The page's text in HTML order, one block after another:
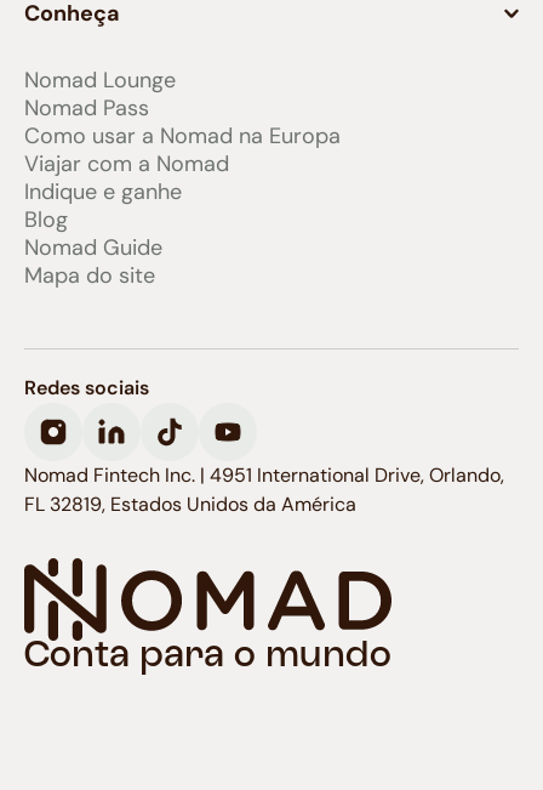
Conheça
Nomad Lounge
Nomad Pass
Como usar a Nomad na Europa
Viajar com a Nomad
Indique e ganhe
Blog
Nomad Guide
Mapa do site
Conta para o mundo
Redes sociais
Nomad Fintech Inc. | 4951 International Drive, Orlando,
FL 32819, Estados Unidos da América